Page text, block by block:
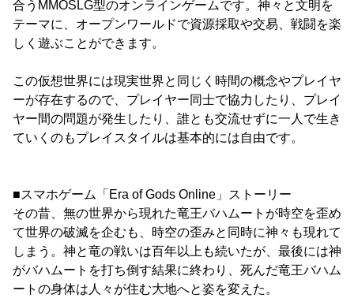
合うMMOSLG型のオンラインゲームです。神々と文明を
テーマに、オープンワールドで資源採取や交易、戦闘を楽
しく遊ぶことができます。
この仮想世界には現実世界と同じく時間の概念やプレイヤ
ーが存在するので、プレイヤー同士で協力したり、プレイ
ヤー間の問題が発生したり、誰とも交流せずに一人で生き
ていくのもプレイスタイルは基本的には自由です。
■スマホゲーム「Era of Gods Online」ストーリー
その昔、無の世界から現れた竜王バハムートが時空を歪め
て世界の破滅を企むも、時空の歪みと同時に神々も現れて
しまう。神と竜の戦いは百年以上も続いたが、最後には神
がバハムートを打ち倒す結果に終わり、死んだ竜王バハム
ートの身体は人々が住む大地へと姿を変えた。